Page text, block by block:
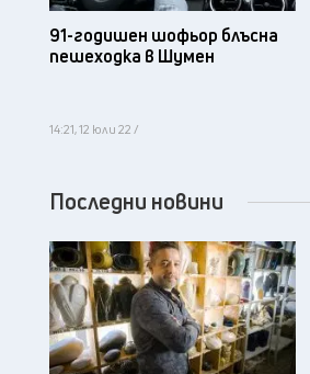
91-годишен шофьор блъсна
пешеходка в Шумен
14:21, 12 юли 22 /
Последни новини